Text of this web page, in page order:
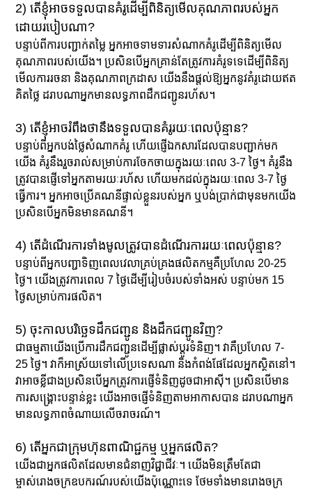
2) តើខ្ញុំអាចទទួលបានគំរូដើម្បីពិនិត្យមើលគុណភាពរបស់អ្នក
ដោយរបៀបណា?
បន្ទាប់ពីការបញ្ជាក់តម្លៃ អ្នកអាចទាមទារសំណាកគំរូដើម្បីពិនិត្យមើល
គុណភាពរបស់យើង។ ប្រសិនបើអ្នកគ្រាន់តែត្រូវការគំរូទទេដើម្បីពិនិត្យ
មើលការរចនា និងគុណភាពក្រដាស យើងនឹងផ្តល់ឱ្យអ្នកនូវគំរូដោយឥត
គិតថ្លៃ ដរាបណាអ្នកមានលទ្ធភាពដឹកជញ្ជូនរហ័ស។
3) តើខ្ញុំអាចរំពឹងថានឹងទទួលបានគំរូរយៈពេលប៉ុន្មាន?
បន្ទាប់ពីអ្នកបង់ថ្លៃសំណាកគំរូ ហើយផ្ញើឯកសារដែលបានបញ្ជាក់មក
យើង គំរូនឹងរួចរាល់សម្រាប់ការចែកចាយក្នុងរយៈពេល 3-7 ថ្ងៃ។ គំរូនឹង
ត្រូវបានផ្ញើទៅអ្នកតាមរយៈរហ័ស ហើយមកដល់ក្នុងរយៈពេល 3-7 ថ្ងៃ
ធ្វើការ។ អ្នក​អាច​ប្រើ​គណនី​ផ្ទាល់​ខ្លួន​របស់​អ្នក ឬ​បង់​ប្រាក់​ជាមុន​មក​យើង​
ប្រសិន​បើ​អ្នក​មិន​មាន​គណនី។
4) តើដំណើរការទាំងមូលត្រូវបានដំណើរការរយៈពេលប៉ុន្មាន?
បន្ទាប់ពីអ្នកបញ្ជាទិញពេលវេលាគ្រប់គ្រងផលិតកម្មគឺប្រហែល 20-25
ថ្ងៃ។ យើងត្រូវការពេល 7 ថ្ងៃដើម្បីរៀបចំរបស់ទាំងអស់ បន្ទាប់មក 15
ថ្ងៃសម្រាប់ការផលិត។
5) ចុះកាលបរិច្ឆេទដឹកជញ្ជូន និងដឹកជញ្ជូនវិញ?
ជាធម្មតាយើងប្រើការដឹកជញ្ជូនដើម្បីផ្លាស់ប្តូរទំនិញ។ វាគឺប្រហែល 7-
25 ថ្ងៃ។ វាក៏អាស្រ័យទៅលើប្រទេសណា និងកំពង់ផែដែលអ្នកស្ថិតនៅ។
វាអាចខ្លីជាងប្រសិនបើអ្នកត្រូវការផ្ញើទំនិញដូចជាអាស៊ី។ ប្រសិនបើមាន
ការសង្គ្រោះបន្ទាន់ខ្លះ យើងអាចផ្ញើទំនិញតាមអាកាសបាន ដរាបណាអ្នក
មានលទ្ធភាពចំណាយលើចរាចរណ៍។
6) តើអ្នកជាក្រុមហ៊ុនពាណិជ្ជកម្ម ឬអ្នកផលិត?
យើងជាអ្នកផលិតដែលមានជំនាញវិជ្ជាជីវៈ។ យើងមិនត្រឹមតែជា
ម្ចាស់រោងចក្រឧបករណ៍របស់យើងប៉ុណ្ណោះទេ ថែមទាំងមានរោងចក្រ